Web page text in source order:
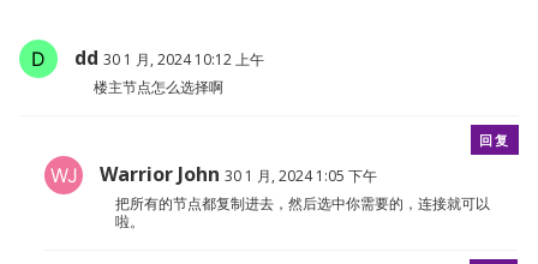
dd 30 1 月, 2024 10:12 上午
楼主节点怎么选择啊
回复
Warrior John 30 1 月, 2024 1:05 下午
把所有的节点都复制进去，然后选中你需要的，连接就可以
啦。